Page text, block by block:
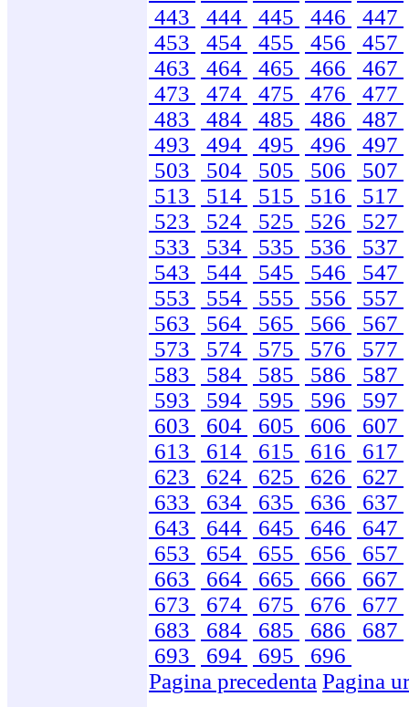
443
444 445 446
447
453
454 455 456
457
463
464 465 466
467
473
474 475 476
477
483
484 485 486
487
493
494 495 496
497
503
504 505 506
507
513
514 515 516
517
523
524 525 526
527
533
534 535 536
537
543
544 545 546
547
553
554 555 556
557
563
564 565 566
567
573
574 575 576
577
583
584 585 586
587
593
594 595 596
597
603
604 605 606
607
613
614 615 616
617
623
624 625 626
627
633
634 635 636
637
643
644 645 646
647
653
654 655 656
657
663
664 665 666
667
673
674 675 676
677
683
684 685 686
687
693
694 695
696
Pagina precedenta Pagina